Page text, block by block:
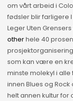
om vårt arbeid i
fødsler blir farligere
Leger Uten
otherhele 40
som kan være en
minste molekyl i alle
innen Blues og
helt annen kultur